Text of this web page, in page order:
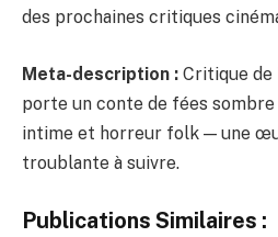
des prochaines critiques
Meta-description : Critique de
porte un conte de fées
intime et horreur folk — une
troublante à suivre.
Publications Similaires :